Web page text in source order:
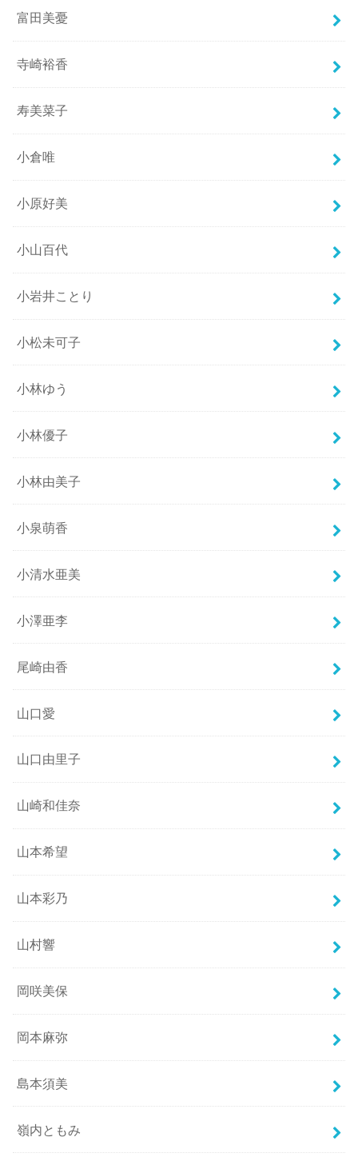
富田美憂
寺崎裕香
寿美菜子
小倉唯
小原好美
小山百代
小岩井ことり
小松未可子
小林ゆう
小林優子
小林由美子
小泉萌香
小清水亜美
小澤亜李
尾崎由香
山口愛
山口由里子
山崎和佳奈
山本希望
山本彩乃
山村響
岡咲美保
岡本麻弥
島本須美
嶺内ともみ